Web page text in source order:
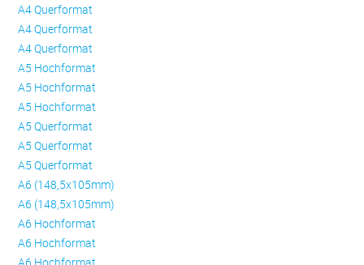
A4 Querformat
A4 Querformat
A4 Querformat
A5 Hochformat
A5 Hochformat
A5 Hochformat
A5 Querformat
A5 Querformat
A5 Querformat
A6 (148,5x105mm)
A6 (148,5x105mm)
A6 Hochformat
A6 Hochformat